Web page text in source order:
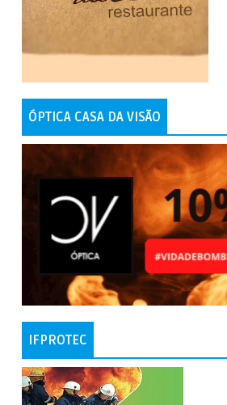
ÓPTICA CASA DA VISÃO
IFPROTEC